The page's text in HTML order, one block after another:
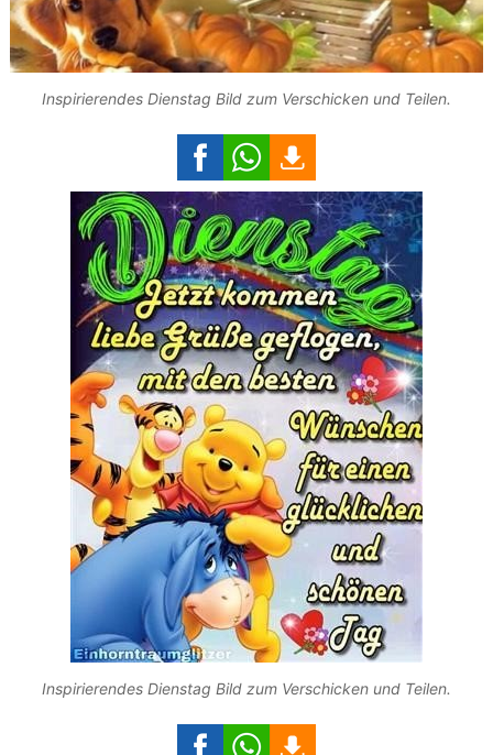
Inspirierendes Dienstag Bild zum Verschicken und Teilen.
Inspirierendes Dienstag Bild zum Verschicken und Teilen.